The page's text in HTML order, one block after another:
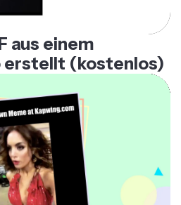
aus einem
erstellt (kostenlos)